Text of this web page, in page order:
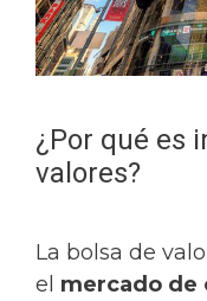
¿Por qué es
valores?
La bolsa de
el mercado de